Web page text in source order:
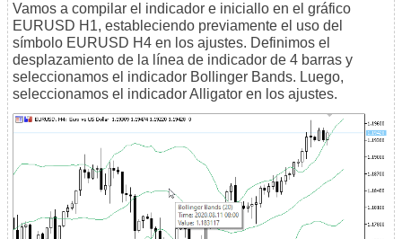
Vamos a compilar el indicador e iniciallo en el gráfico
EURUSD H1, estableciendo previamente el uso del
símbolo EURUSD H4 en los ajustes. Definimos el
desplazamiento de la línea de indicador de 4 barras y
seleccionamos el indicador Bollinger Bands. Luego,
seleccionamos el indicador Alligator en los ajustes.